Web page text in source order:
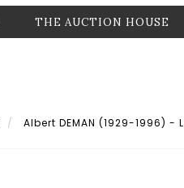
THE AUCTION HOUSE
Albert DEMAN (1929-1996) -